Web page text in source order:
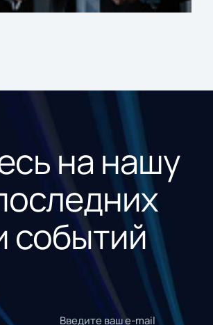
на нашу
событий